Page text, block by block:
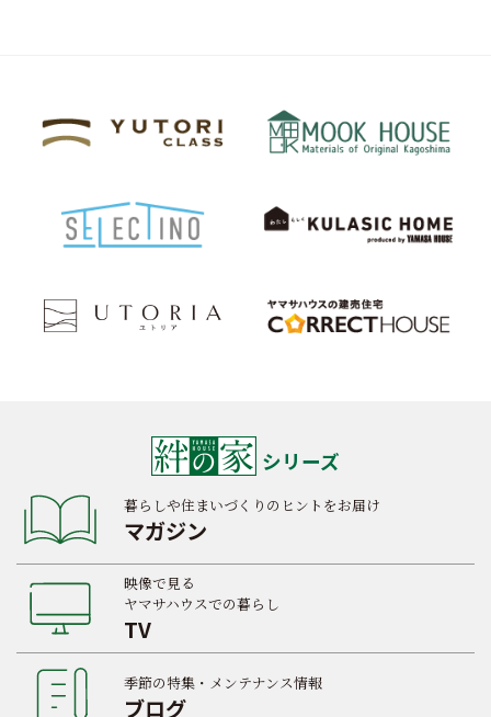
シリーズ
暮らしや住まいづくりのヒントをお届け
マガジン
映像で見る
ヤマサハウスでの暮らし
TV
季節の特集・メンテナンス情報
ブログ